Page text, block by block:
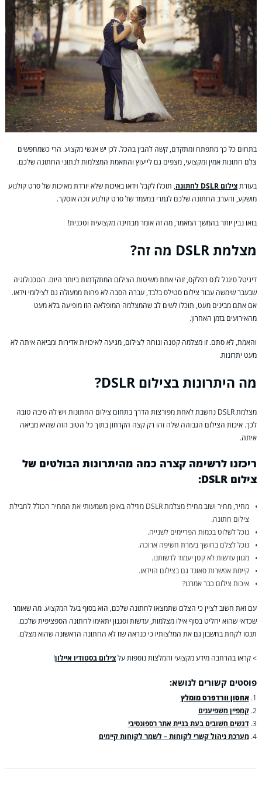
בתחום כל כך מתפתח ומתקדם, קשה להבין בהכל. לכן יש אנשי מקצוע. הרי כשמחפשים
צלם חתונות אמין ומקצועי, מצפים גם לייעוץ והתאמת המצלמות לנתוני החתונה שלכם.
בעזרתצילום DSLR לחתונה
, תוכלו לקבל וידאו באיכות שלא יורדת מאיכות של סרט קולנוע
מושקע, והערב החתונה שלכם לגמרי במעמד של סרט קולנוע זוכה אוסקר.
בואו נבין יותר בהמשך המאמר, מה זה אומר מבחינה מקצועית וטכנית!
מצלמת DSLR מה זה?
דיגיטל סיגנל לנס רפלקס, זוהי אחת משיטות הצילום המתקדמות ביותר היום. הטכנולוגיה
שבעבר שימשה עבור צילום סטילס בלבד, עברה הסבה לא פחות ממעולה גם לצילומי וידאו.
אם אתם מבינים מעט, תוכלו לשים לב שהמצלמה המופלאה הזו מופיעה בלא מעט
מהאירועים בזמן האחרון.
והאמת, לא סתם. זו מצלמה קטנה ונוחה לצילום, מגיעה לאיכויות אדירות ומביאה איתה לא
מעט יתרונות.
מה היתרונות בצילום DSLR?
מצלמת DSLR נחשבת לאחת מפורצות הדרך בתחום צילום החתונות ויש לה סיבה טובה
לכך. איכות הצילום הגבוהה שלה זהו רק קצה הקרחון בתוך כל הטוב הזה שהיא מביאה
איתה.
ריכזנו לרשימה קצרה כמה מהיתרונות הבולטים של
צילום DSLR:
מחיר, מחיר ושוב מחיר! מצלמת DSLR מוזילה באופן משמעותי את המחיר הכולל לחבילת
צילום חתונה.
נוכל לשלוט בכמות הפריימים לשנייה.
נוכל לצלם בחושך בעזרת חשיפה ארוכה.
מגוון עדשות לא קטן יעמוד לרשותנו.
קיימת אפשרות סאונד גם בצילום הוידאו.
איכות צילום כבר אמרנו?
עם זאת חשוב לציין כי הצלם שתמצאו לחתונה שלכם, הוא בסוף בעל המקצוע. מה שאומר
שכדאי שהוא יחליט בסוף אילו מצלמות, עדשות וסגנון יתאימו לחתונה הספציפית שלכם.
תנסו לקחת בחשבון גם את המלצותיו כי כנראה שזו לא החתונה הראשונה שהוא מצלם.
> קראו בהרחבה מידע מקצועי והמלצות נוספות עלצילום בסטודיו איילון!
פוסטים קשורים לנושא:
אחסון וורדפרס מומלץ
קמפיין משפיענים
דגשים חשובים בעת בניית אתר רספונסיבי
מערכת ניהול קשרי לקוחות – לשמר לקוחות קיימים